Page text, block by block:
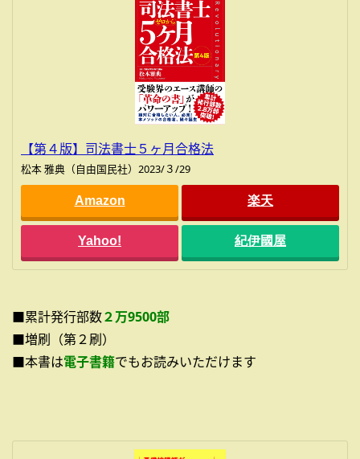
【第４版】司法書士５ヶ月合格法
松本 雅典（自由国民社）2023/３/29
Amazon 楽天
Yahoo! 紀伊國屋
■累計発行部数２万9500部
■増刷（第２刷）
■本書は電子書籍でもお読みいただけます